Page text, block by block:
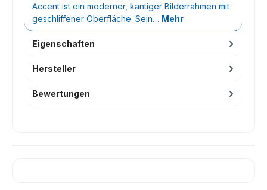
Accent ist ein moderner, kantiger Bilderrahmen mit
geschliffener Oberfläche. Sein… Mehr
Eigenschaften
Hersteller
Bewertungen